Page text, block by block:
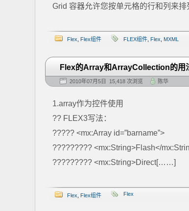
Grid 容器允许您按单元格的行和列来
Flex Flex组件 FLEX组件 Flex MXML
Flex的Array和ArrayCollection的用
2010年07月5日 15,418 次浏览 陈华
1.array作为控件使用
?? FLEX3写法：
????? <mx:Array id=”barname”>
????????? <mx:String>Flash</
????????? <mx:String>Direct[……]
Flex Flex组件 Flex